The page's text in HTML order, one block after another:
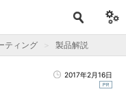
ティング 製品解説
2017年2月16日